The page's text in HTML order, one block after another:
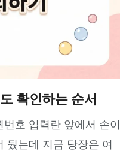
확인하는 순서
호 입력란 앞에서 손이
뒀는데 지금 당장은 여